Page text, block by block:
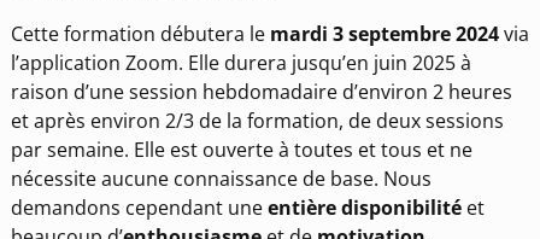
Cette formation débutera le mardi 3 septembre 2024via
l’application Zoom. Elle durera jusqu’en juin 2025 à
raison d’une session hebdomadaire d’environ 2 heures
et après environ 2/3 de la formation, de deux sessions
par semaine. Elle est ouverte à toutes et tous et ne
nécessite aucune connaissance de base. Nous
demandons cependant uneentière disponibilitéet